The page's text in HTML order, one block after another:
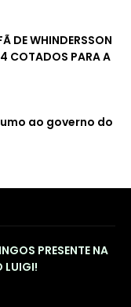
DE WHINDERSSON
COTADOS PARA A
ao governo do
PRESENTE NA
LUIGI!